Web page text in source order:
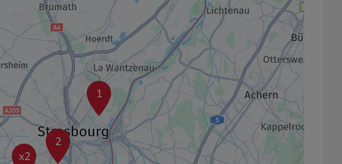
1
2
x2